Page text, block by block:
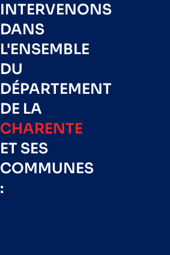
INTERVENONS
DANS
L'ENSEMBLE
DU
DÉPARTEMENT
DE LA
CHARENTE
ET SES
COMMUNES
: